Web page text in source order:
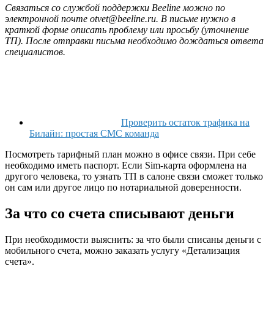
Связаться со службой поддержки Beeline можно по
электронной почте otvet@beeline.ru. В письме нужно в
краткой форме описать проблему или просьбу (уточнение
ТП). После отправки письма необходимо дождаться ответа
специалистов.
Проверить остаток трафика на
Билайн: простая СМС команда
Посмотреть тарифный план можно в офисе связи. При себе
необходимо иметь паспорт. Если Sim-карта оформлена на
другого человека, то узнать ТП в салоне связи сможет только
он сам или другое лицо по нотариальной доверенности.
За что со счета списывают деньги
При необходимости выяснить: за что были списаны деньги с
мобильного счета, можно заказать услугу «Детализация
счета».